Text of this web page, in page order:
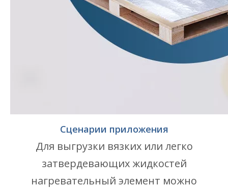
Сценарии приложения
Для выгрузки вязких или легко
затвердевающих жидкостей
нагревательный элемент можно